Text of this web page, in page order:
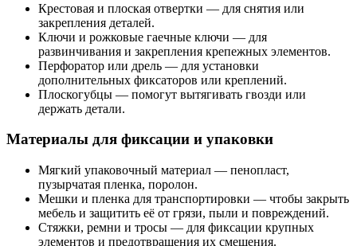
Крестовая и плоская отвертки — для снятия или
закрепления деталей.
Ключи и рожковые гаечные ключи — для
развинчивания и закрепления крепежных элементов.
Перфоратор или дрель — для установки
дополнительных фиксаторов или креплений.
Плоскогубцы — помогут вытягивать гвозди или
держать детали.
Материалы для фиксации и упаковки
Мягкий упаковочный материал — пенопласт,
пузырчатая пленка, поролон.
Мешки и пленка для транспортировки — чтобы закрыть
мебель и защитить её от грязи, пыли и повреждений.
Стяжки, ремни и тросы — для фиксации крупных
элементов и предотвращения их смещения.